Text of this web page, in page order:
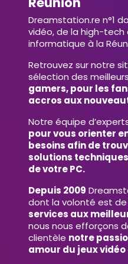
Dreamstation.re n°1
vidéo, de la high-
informatique à la
Retrouvez sur notre
sélection des
gamers, pour les
accros aux
Notre équipe
pour vous orienter
besoins afin de
solutions
de votre PC.
Depuis 2009
dont la volonté est de
services aux
nous nous efforçons
clientèle notre
amour du jeux